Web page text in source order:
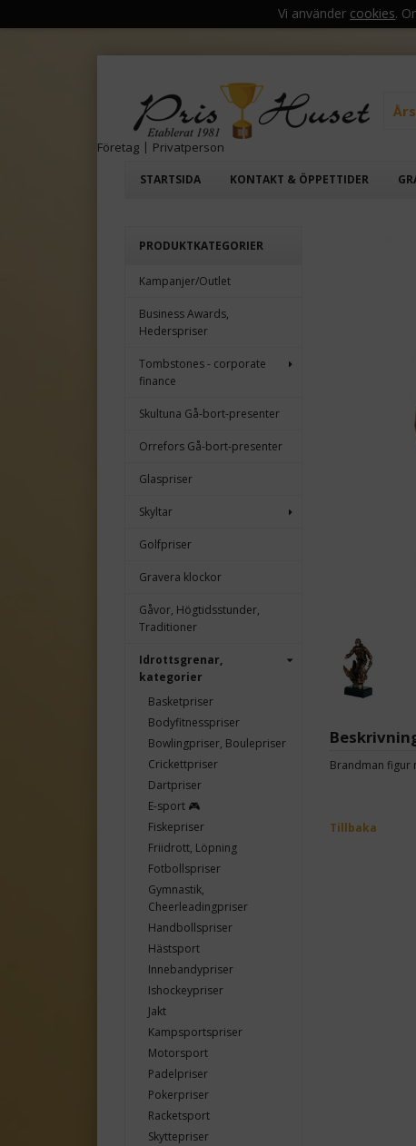
Vi använder cookies.
STARTSIDA KONTAKT & ÖPPETTIDER
Företag | Privatperson
PRODUKTKATEGORIER
Kampanjer/Outlet
Business Awards,
Hederspriser
Tombstones - corporate
finance
Skultuna Gå-bort-presenter
Orrefors Gå-bort-presenter
Glaspriser
Skyltar
Golfpriser
Gravera klockor
Gåvor, Högtidsstunder,
Traditioner
Idrottsgrenar,
kategorier
Basketpriser
Bodyfitnesspriser
Bowlingpriser, Boulepriser
Crickettpriser
Dartpriser
E-sport 🎮
Fiskepriser
Friidrott, Löpning
Fotbollspriser
Gymnastik,
Cheerleadingpriser
Handbollspriser
Hästsport
Innebandypriser
Ishockeypriser
Jakt
Kampsportspriser
Motorsport
Padelpriser
Pokerpriser
Racketsport
Skyttepriser
Brandman figur
Tillbaka